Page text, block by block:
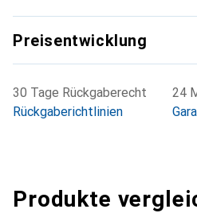
Preisentwicklung
30 Tage Rückgaberecht
Rückgaberichtlinien
24
Produkte